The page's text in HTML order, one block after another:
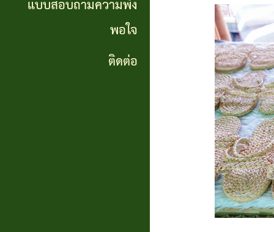
ผลิตภัณฑ์
แบบสอบถามความพึง
พอใจ
ติดต่อ